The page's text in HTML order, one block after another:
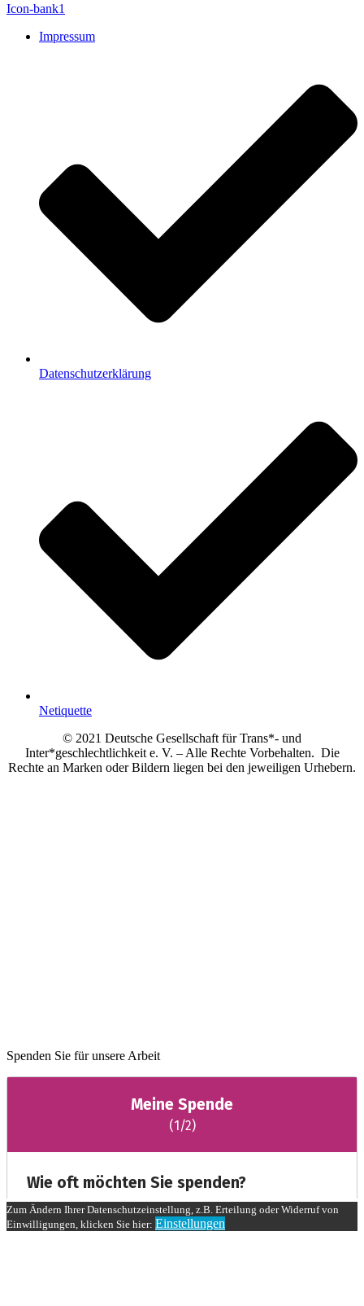
Icon-bank1
Impressum
Datenschutzerklärung
Netiquette
© 2021 Deutsche Gesellschaft für Trans*- und
Inter*geschlechtlichkeit e. V. – Alle Rechte Vorbehalten. Die
Rechte an Marken oder Bildern liegen bei den jeweiligen Urhebern.
Spenden Sie für unsere Arbeit
Zum Ändern Ihrer Datenschutzeinstellung, z.B. Erteilung oder Widerruf von
Einwilligungen, klicken Sie hier: Einstellungen